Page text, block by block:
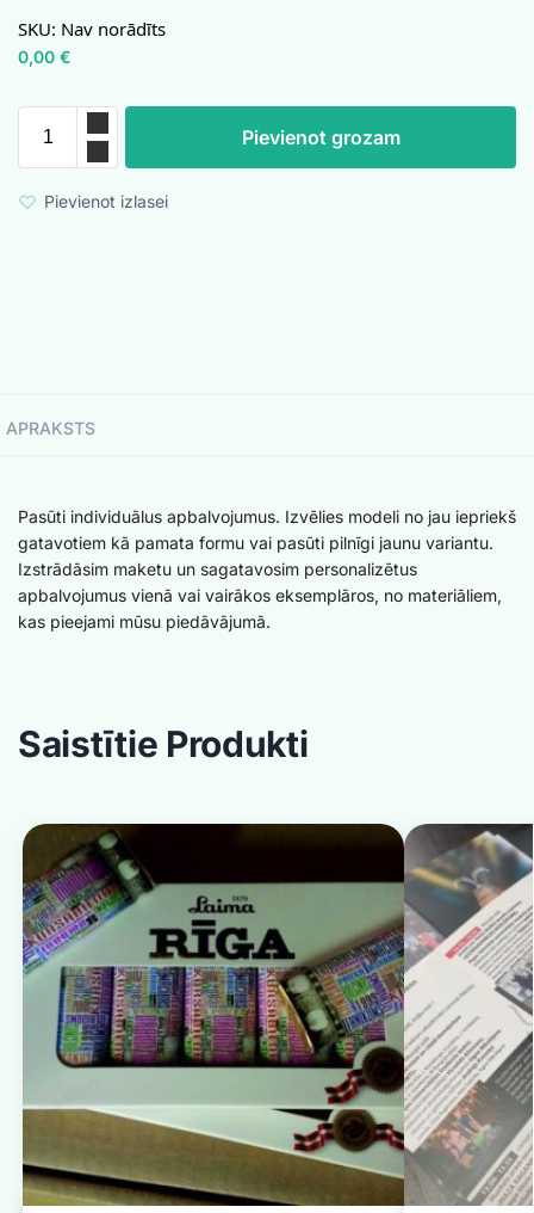
SKU: Nav norādīts
0,00 €
Pievienot grozam
Pievienot izlasei
APRAKSTS
Pasūti individuālus apbalvojumus. Izvēlies modeli no jau iepriekš
gatavotiem kā pamata formu vai pasūti pilnīgi jaunu variantu.
Izstrādāsim maketu un sagatavosim personalizētus
apbalvojumus vienā vai vairākos eksemplāros, no materiāliem,
kas pieejami mūsu piedāvājumā.
Saistītie Produkti